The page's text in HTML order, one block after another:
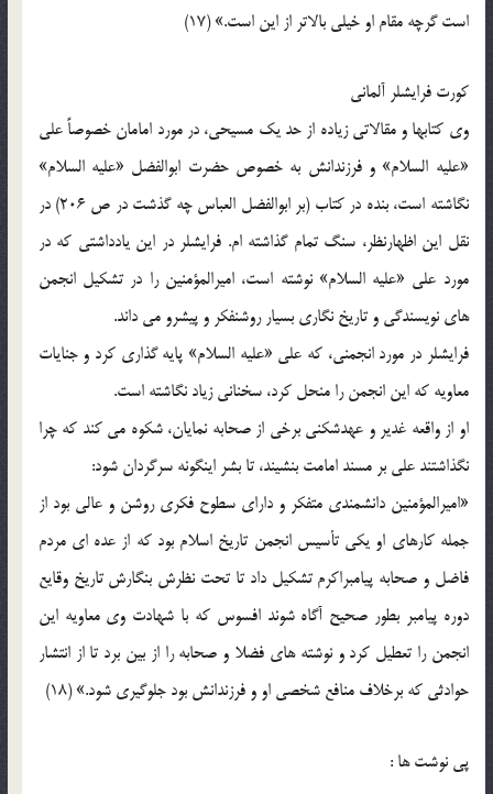
است گرچه مقام او خیلی بالاتر از این است.» (17)
کورت فرایشلر آلمانی
وی کتابها و مقالاتی زیاده از حد یک مسیحی، در مورد امامان خصوصاً علی
«علیه السلام» و فرزندانش به خصوص حضرت ابوالفضل «علیه السلام»
نگاشته است، بنده در کتاب (بر ابوالفضل العباس چه گذشت در ص 206) در
نقل این اظهارنظر، سنگ تمام گذاشته ام. فرایشلر در این یادداشتی که در
مورد علی «علیه السلام» نوشته است، امیرالمؤمنین را در تشکیل انجمن
های نویسندگی و تاریخ نگاری بسیار روشنفکر و پیشرو می داند.
فرایشلر در مورد انجمنی، که علی «علیه السلام» پایه گذاری کرد و جنایات
معاویه که این انجمن را منحل کرد، سخنانی زیاد نگاشته است.
او از واقعه غدیر و عهدشکنی برخی از صحابه نمایان، شکوه می کند که چرا
نگذاشتند علی بر مسند امامت بنشیند، تا بشر اینگونه سرگردان شود:
«امیرالمؤمنین دانشمندی متفکر و دارای سطوح فکری روشن و عالی بود از
جمله کارهای او یکی تأسیس انجمن تاریخ اسلام بود که از عده ای مردم
فاضل و صحابه پیامبراکرم تشکیل داد تا تحت نظرش بنگارش تاریخ وقایع
دوره پیامبر بطور صحیح آگاه شوند افسوس که با شهادت وی معاویه این
انجمن را تعطیل کرد و نوشته های فضلا و صحابه را از بین برد تا از انتشار
حوادثی که برخلاف منافع شخصی او و فرزندانش بود جلوگیری شود.» (18)
پی نوشت ها :